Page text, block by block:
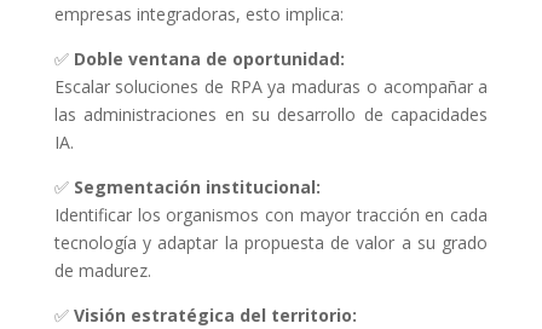
empresas integradoras, esto implica:
✅ Doble ventana de oportunidad:
Escalar soluciones de RPA ya maduras o acompañar a
las administraciones en su desarrollo de capacidades
IA.
✅ Segmentación institucional:
Identificar los organismos con mayor tracción en cada
tecnología y adaptar la propuesta de valor a su grado
de madurez.
✅ Visión estratégica del territorio: